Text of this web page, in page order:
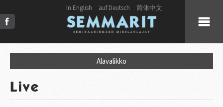
In English auf Deutsch 简体中文
KUULUMISET
Alavalikko
Live